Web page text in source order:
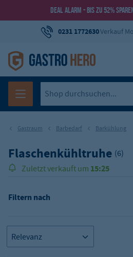
DEAL ALARM - BIS ZU 52%
0231 1772630Verkauf
Gastraum Barbedarf Barkühlung
Flaschenkühltruhe (6)
Zuletzt verkauft um 15:25
Filtern nach